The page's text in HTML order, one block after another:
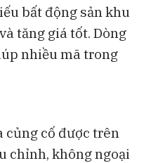
bất động sản khu
tăng giá tốt. Dòng
nhiều mã trong
củng cố được trên
chỉnh, không ngoại